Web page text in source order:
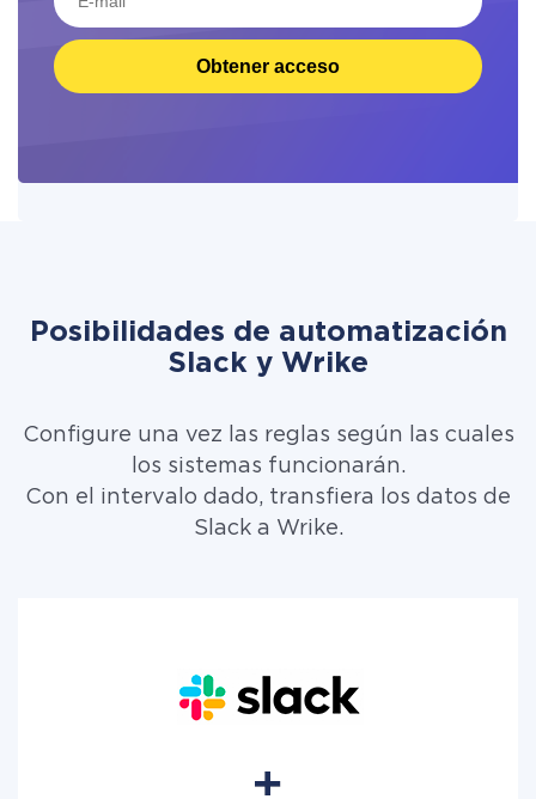
Obtener acceso
Posibilidades de automatización
Slack y Wrike
Configure una vez las reglas según las cuales
los sistemas funcionarán.
Con el intervalo dado, transfiera los datos de
Slack a Wrike.